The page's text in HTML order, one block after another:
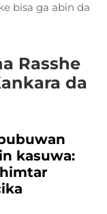
bisa ga abin da
Rasshe
da
kasuwa: